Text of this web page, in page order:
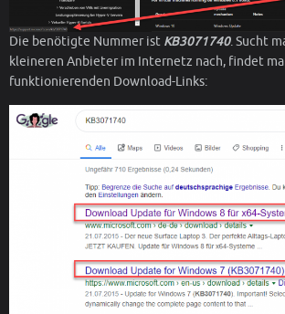
Die benötigte Nummer ist KB3071740. Sucht
kleineren Anbieter im Internetz nach, findet
funktionierenden Download-Links: